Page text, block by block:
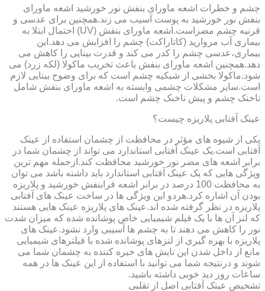
چشم و خطرات اشعه ماورای بنفش نور خورشید اشعه ماورای
بنفش نور خورشید به پوست آسیب می زند.همچنین برای عدسی و
قرنیه چشم مضراست.اشعه ماورای بنفش (UV) احتمال ابتلا به
بیماری آب مروارید (کاتاراکت) چشم را افزایش می دهد.این
بیماری،عدسی چشم را کدر می کند و قدرت بینایی را کاهش می
دهد.همچنین اشعه ماورای بنفش باعث تخریب ماکولا (لکه زرد) می
شود.ماکولا بخشی از شبکیه چشم است که برای وضوح بینایی لازم
است.سایر مشکلات چشمی وابسته به اشعه ماورای بنفش شامل
ناخنک چشم و پیش ناخنک چشم است.
عینک آفتابی پلاریزه چیست؟
یکی از شیوه های مؤثر در محافظت از چشمان استفاده از عینک
آفتابی است.یک عینک آفتابی استاندارد می تواند از چشمان شما در
برابر اشعه های مضر نور خورشید محافظت کند.ازجمله مهم ترین
ویژگی هایی که یک عینک آفتابی استاندارد باید داشته باشد می توان
به محافظت 100 درصد در برابر اشعه فرابنفش خورشید و پلاریزه
بودن آن اشاره کرد.هردو این ویژگی ها در ساخت عینک های آفتابی
پلاریزه در نظر گرفته شده اند.عینک های پلاریزه عینک هایی هستند
که لنز آن ها با یک فیلم شیمیایی خاص پوشانده شده که میزان شدت
نور را کاهش می دهند تا به چشم ها آسیبی وارد نشود.عینک های
پلاریزه با بهره گیری از لنزهای پوشانده شده با فیلترهای شیمیایی
مانع از داخل شدن این تابش های خیره کننده به چشمان شما می
شوند و درنتیجه شما می توانید با استفاده از این عینک ها در همه
ساعات روز دید خوبی داشته باشید.
تشخیص عینک آفتابی اصل از تقلبی